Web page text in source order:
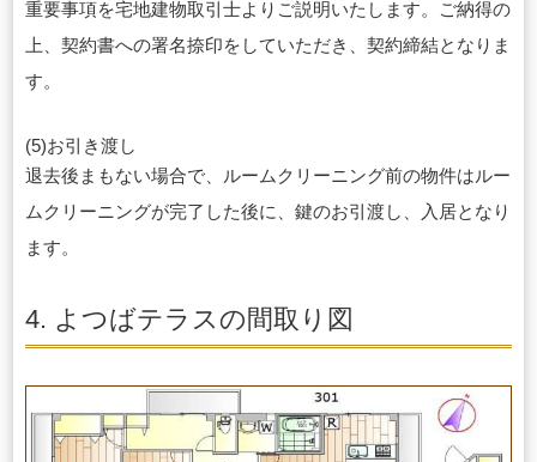
重要事項を宅地建物取引士よりご説明いたします。ご納得の
上、契約書への署名捺印をしていただき、契約締結となりま
す。
(5)お引き渡し
退去後まもない場合で、ルームクリーニング前の物件はルー
ムクリーニングが完了した後に、鍵のお引渡し、入居となり
ます。
4. よつばテラスの間取り図